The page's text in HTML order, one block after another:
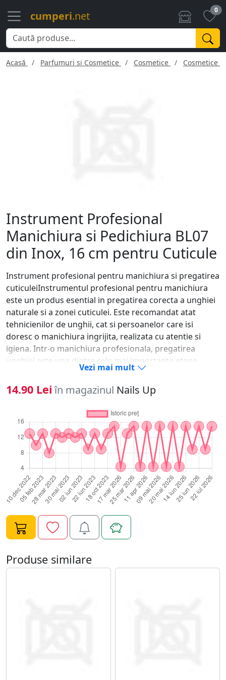
cumperi.net 0
Acasă Parfumuri si Cosmetice Cosmetice Cosmetice
Instrument Profesional
Manichiura si Pedichiura BL07
din Inox, 16 cm pentru Cuticule
Instrument profesional pentru manichiura si pregatirea
cuticuleiInstrumentul profesional pentru manichiura
este un produs esential in pregatirea corecta a unghiei
naturale si a zonei cuticulei. Este recomandat atat
tehnicienilor de unghii, cat si persoanelor care isi
doresc o manichiura ingrijita, realizata cu atentie si
igiena. Intr-o manichiura profesionala, pregatirea
unghiei este una dintre cele mai importante etape,
deoarece influenteaza direct aderenta produselor
aplicate ulterior, aspectul final si rezistenta
lucrarii.Tipuri de intrebuintariAcest tip de instrument
poate fi folosit pentru impingerea delicata a cuticulei,
curatarea zonei din jurul unghiei, indepartarea pielii
moarte, pregatirea placii unghiale si curatarea
marginilor laterale. In functie de forma capatului,
instrumentul poate ajuta la o curatare precisa in zonele
greu accesibile, acolo unde pila sau alte accesorii nu pot
lucra cu aceeasi exactitate.Este potrivit pentru
manichiura clasica, manichiura combinata, dry
manicure, pregatire pentru oja semipermanenta, gel
UV, acrygel, polygel sau alte produse profesionale
pentru unghii. Utilizat corect, instrumentul contribuie la
obtinerea unei manichiuri curate, elegante si bine
definite, fara exces de produs in zona cuticulei si fara
aspect neingrijit dupa aplicare.Cum se utilizeaza
Vezi mai mult
14.90 Lei în magazinul Nails Up
Produse similare